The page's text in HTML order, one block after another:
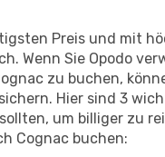
Preis und mit
Wenn Sie Opodo
zu buchen,
Hier sind 3
um billiger zu
Cognac buchen: